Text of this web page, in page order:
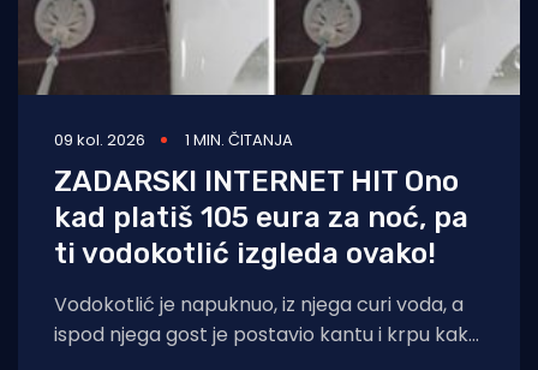
09 kol. 2026 1 MIN. ČITANJA
ZADARSKI INTERNET HIT Ono
kad platiš 105 eura za noć, pa
ti vodokotlić izgleda ovako!
Vodokotlić je napuknuo, iz njega curi voda, a
ispod njega gost je postavio kantu i krpu kako